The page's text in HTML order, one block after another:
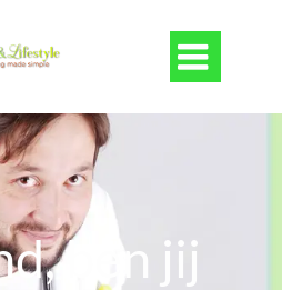

ben jij